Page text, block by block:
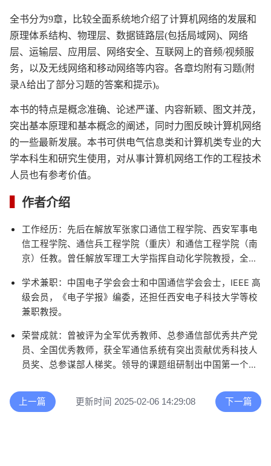
全书分为9章，比较全面系统地介绍了计算机网络的发展和
原理体系结构、物理层、数据链路层(包括局域网)、网络
层、运输层、应用层、网络安全、互联网上的音频/视频服
务，以及无线网络和移动网络等内容。各章均附有习题(附
录A给出了部分习题的答案和提示)。
本书的特点是概念准确、论述严谨、内容新颖、图文并茂，
突出基本原理和基本概念的阐述，同时力图反映计算机网络
的一些最新发展。本书可供电气信息类和计算机类专业的大
学本科生和研究生使用，对从事计算机网络工作的工程技术
人员也有参考价值。
作者介绍
工作经历：先后在解放军张家口通信工程学院、西安军事电
信工程学院、通信兵工程学院（重庆）和通信工程学院（南
京）任教。曾任解放军理工大学指挥自动化学院教授，全军
员会委员，2003 年 12 月至今任大连理工大学计算机系兼职
教授。
学术兼职：中国电子学会会士和中国通信学会会士，IEEE 高
级会员，《电子学报》编委，还担任西安电子科技大学等校
兼职教授。
荣誉成就：曾被评为全军优秀教师、总参通信部优秀共产党
员、全国优秀教师，获全军通信系统有突出贡献优秀科技人
员奖、总参谋部人梯奖。领导的课题组研制出中国第一个甚
项国家重点项目，获国家和军队级科技进步奖多次。专著
《计算机网络》获国家优秀教材奖，还负责主持翻译出版了
上一篇 更新时间 2025-02-06 14:29:08 下一篇